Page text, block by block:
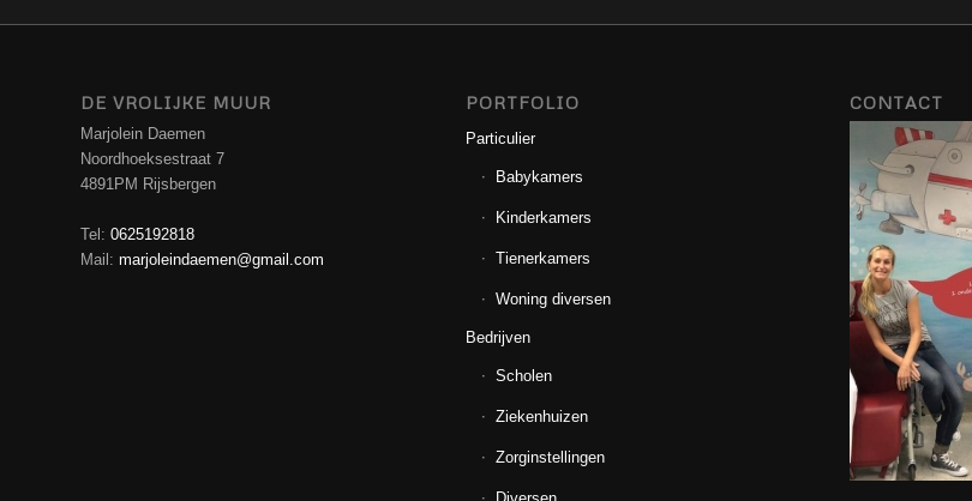
DE VROLIJKE MUUR
Marjolein Daemen
Noordhoeksestraat 7
4891PM Rijsbergen
Tel: 0625192818
Mail: marjoleindaemen@gmail.com
PORTFOLIO
Particulier
Babykamers
Kinderkamers
Tienerkamers
Woning diversen
Bedrijven
Scholen
Ziekenhuizen
Zorginstellingen
CONTACT